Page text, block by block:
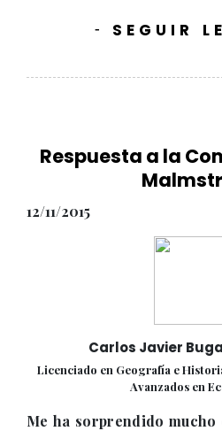
- SEGUIR
Respuesta a la
12/11/2015
Carlos Javier
Licenciado en Geografía e
Avanzados en
Me ha sorprendido